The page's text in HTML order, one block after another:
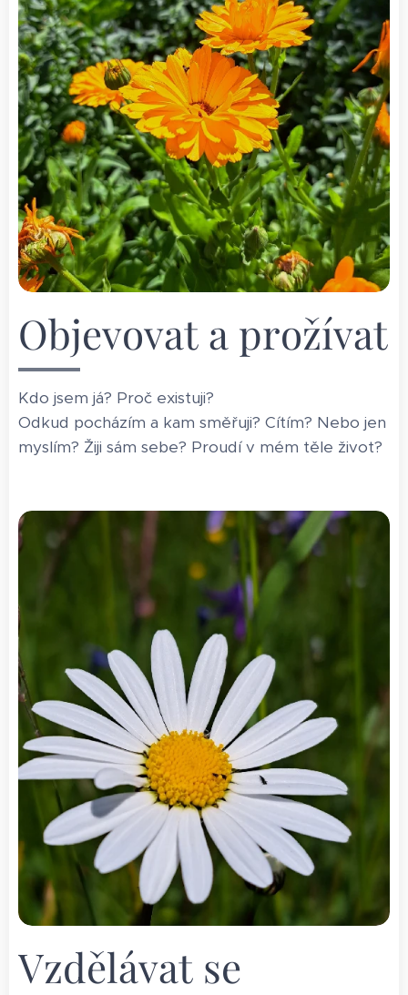
Objevovat a prožívat
Kdo jsem já? Proč existuji?
Odkud pocházím a kam směřuji? Cítím? Nebo jen
myslím? Žiji sám sebe? Proudí v mém těle život?
Vzdělávat se